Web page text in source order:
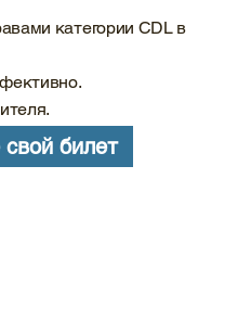
категории CDL в
свой билет